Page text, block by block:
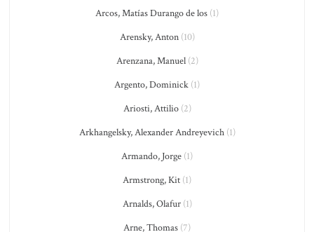
Arcos, Matías Durango de los (1)
Arensky, Anton(10)
Arenzana, Manuel(2)
Argento, Dominick (1)
Ariosti, Attilio(2)
Arkhangelsky, Alexander Andreyevich(1)
Armando, Jorge (1)
Armstrong, Kit (1)
Arnalds, Olafur(1)
Arne, Thomas (7)